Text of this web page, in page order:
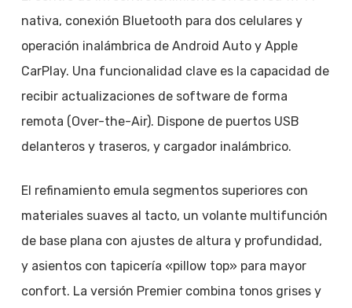
nativa, conexión Bluetooth para dos celulares y
operación inalámbrica de Android Auto y Apple
CarPlay. Una funcionalidad clave es la capacidad de
recibir actualizaciones de software de forma
remota (Over-the-Air). Dispone de puertos USB
delanteros y traseros, y cargador inalámbrico.
El refinamiento emula segmentos superiores con
materiales suaves al tacto, un volante multifunción
de base plana con ajustes de altura y profundidad,
y asientos con tapicería «pillow top» para mayor
confort. La versión Premier combina tonos grises y